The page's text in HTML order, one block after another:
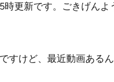
更新です。ごきげん
すけど、最近動画ある